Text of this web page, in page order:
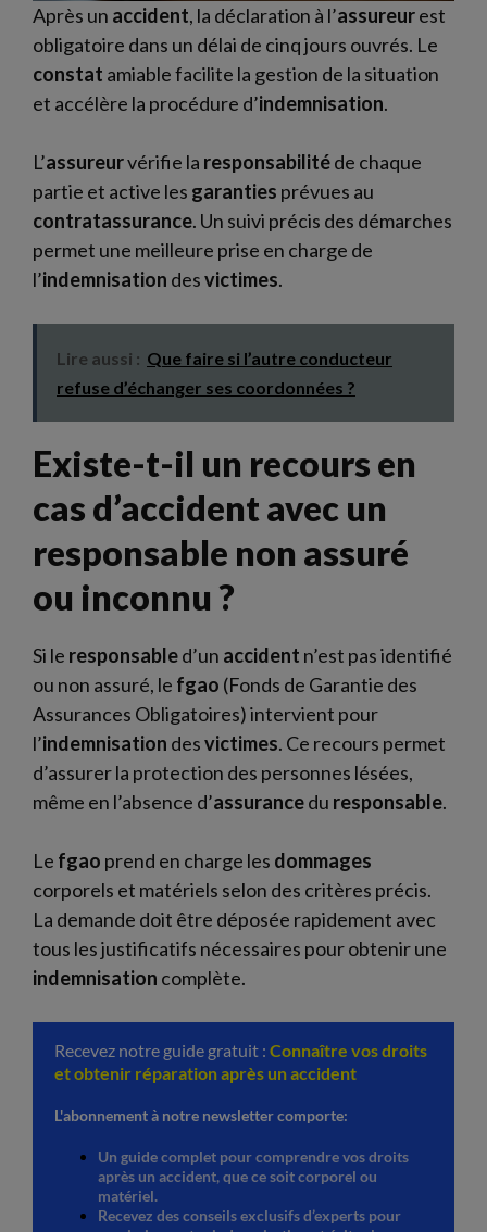
Après un accident, la déclaration à l’assureurest
obligatoire dans un délai de cinq jours ouvrés. Le
constat amiable facilite la gestion de la situation
et accélère la procédure d’indemnisation.
L’assureurvérifie la responsabilitéde chaque
partie et active les garanties prévues au
contratassurance. Un suivi précis des démarches
permet une meilleure prise en charge de
l’indemnisation desvictimes.
Lire aussi : Que faire si l’autre conducteur
refuse d’échanger ses coordonnées ?
Existe-t-il un recours en
cas d’accident avec un
responsable non assuré
ou inconnu ?
Si le responsabled’un accident n’est pas identifié
ou non assuré, le fgao (Fonds de Garantie des
Assurances Obligatoires) intervient pour
l’indemnisation desvictimes. Ce recours permet
d’assurer la protection des personnes lésées,
même en l’absence d’assurancedu responsable.
Le fgao prend en charge les dommages
corporels et matériels selon des critères précis.
La demande doit être déposée rapidement avec
tous les justificatifs nécessaires pour obtenir une
indemnisation complète.